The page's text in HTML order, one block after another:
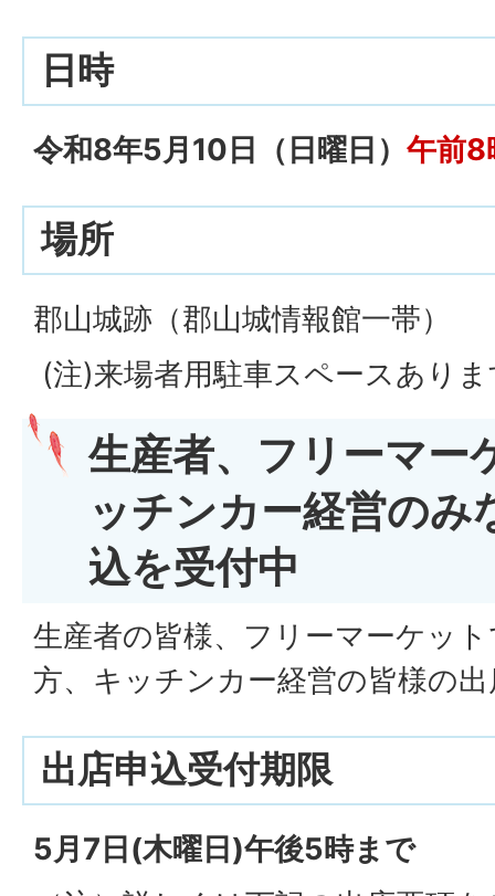
日時
令和8年5月10日（日曜日） 午前8
場所
郡山城跡（郡山城情報館一帯）
(注)来場者用駐車スペースあり
生産者、フリーマー
ッチンカー経営のみ
込を受付中
生産者の皆様、フリーマーケッ
方、キッチンカー経営の皆様の
出店申込受付期限
5月7日(木曜日)午後5時まで